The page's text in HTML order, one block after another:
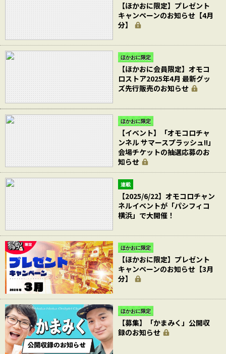
【ほかおに限定】プレゼント
キャンペーンのお知らせ【4月
分】
ほかおに限定
【ほかおに会員限定】オモコ
ロストア2025年4月 最新グッ
ズ先行販売のお知らせ
ほかおに限定
【イベント】「オモコロチャ
ンネル サマースプラッシュ!!」
会場チケットの抽選応募のお
知らせ
連載
【2025/6/22】オモコロチャン
ネルイベントが「パシフィコ
横浜」で大開催！
ほかおに限定
【ほかおに限定】プレゼント
キャンペーンのお知らせ【3月
分】
ほかおに限定
【募集】「かまみく」公開収
録のお知らせ